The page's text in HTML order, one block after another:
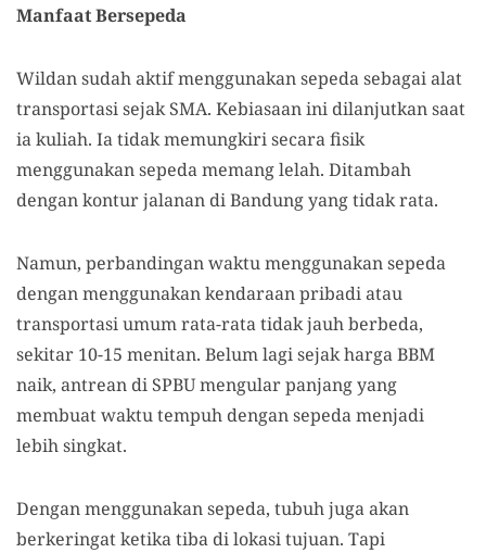
Manfaat Bersepeda
Wildan sudah aktif menggunakan sepeda sebagai alat
transportasi sejak SMA. Kebiasaan ini dilanjutkan saat
ia kuliah. Ia tidak memungkiri secara fisik
menggunakan sepeda memang lelah. Ditambah
dengan kontur jalanan di Bandung yang tidak rata.
Namun, perbandingan waktu menggunakan sepeda
dengan menggunakan kendaraan pribadi atau
transportasi umum rata-rata tidak jauh berbeda,
sekitar 10-15 menitan. Belum lagi sejak harga BBM
naik, antrean di SPBU mengular panjang yang
membuat waktu tempuh dengan sepeda menjadi
lebih singkat.
Dengan menggunakan sepeda, tubuh juga akan
berkeringat ketika tiba di lokasi tujuan. Tapi